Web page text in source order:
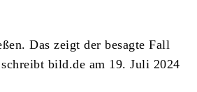
Das zeigt der besagte Fall
bild.de am 19. Juli 2024